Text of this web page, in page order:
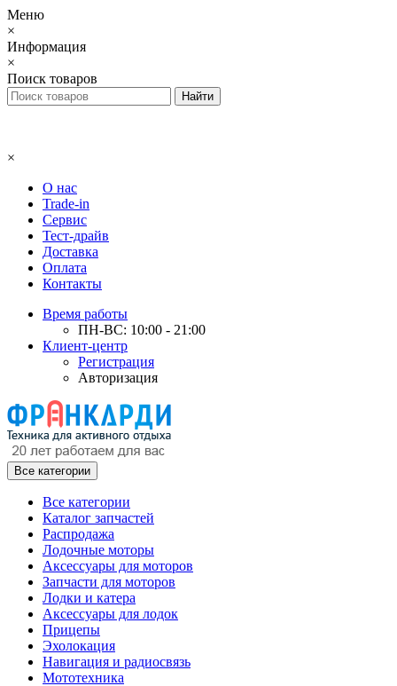
Меню
×
Информация
×
Поиск товаров
×
О нас
Trade-in
Сервис
Тест-драйв
Доставка
Оплата
Контакты
Время работы
ПН-ВС: 10:00 - 21:00
Клиент-центр
Регистрация
Авторизация
Все категории
Все категории
Каталог запчастей
Распродажа
Лодочные моторы
Аксессуары для моторов
Запчасти для моторов
Лодки и катера
Аксессуары для лодок
Прицепы
Эхолокация
Навигация и радиосвязь
Мототехника